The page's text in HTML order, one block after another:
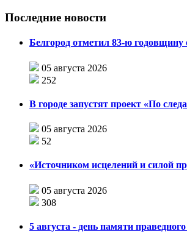
Последние новости
Белгород отметил 83-ю
05 августа 2026
252
В городе запустят проект «По
05 августа 2026
52
«Источником исцелений и силой
05 августа 2026
308
5 августа - день памяти